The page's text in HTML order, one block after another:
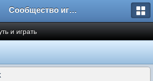
Сообщество игроков L2BesT.Org
и играть